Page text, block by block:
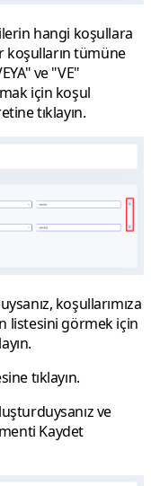
hangi koşullara
koşulların tümüne
ve "VE"
için koşul
tıklayın.
koşullarımıza
listesini görmek için
tıklayın.
ve
Kaydet